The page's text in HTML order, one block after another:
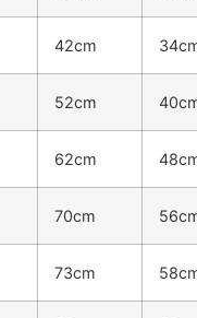
42cm
52cm
62cm
70cm
73cm